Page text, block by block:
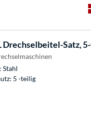
Drechselbeitel-Satz,
Stahl
5 -teilig